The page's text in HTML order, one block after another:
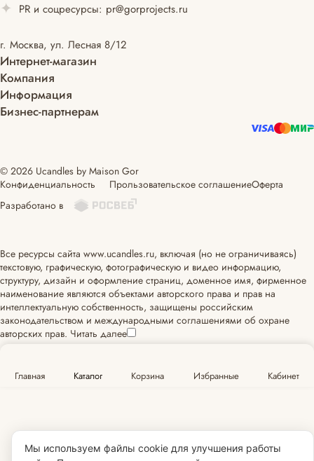
PR и соцресурсы: pr@gorprojects.ru
г. Москва, ул. Лесная 8/12
Интернет-магазин
Компания
Информация
Бизнес-партнерам
© 2026 Ucandles by Maison Gor
Конфиденциальность
Прользовательское соглашениеОферта
Разработано в
Все ресурсы сайта www.ucandles.ru, включая (но не ограничиваясь)
текстовую, графическую, фотографическую и видео информацию,
структуру, дизайн и оформление страниц, доменное имя, фирменное
наименование являются объектами авторского права и прав на
интеллектуальную собственность, защищены российским
законодательством и международными соглашениями об охране
авторских прав. Читать далее
Главная Каталог Корзина Избранные Кабинет
Мы используем файлы cookie для улучшения работы